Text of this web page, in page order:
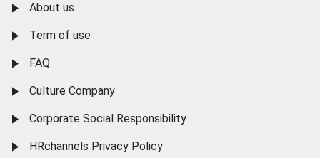
About us
Term of use
FAQ
Culture Company
Corporate Social Responsibility
HRchannels Privacy Policy